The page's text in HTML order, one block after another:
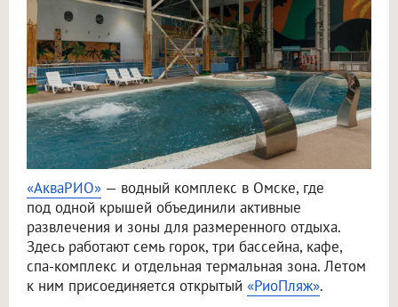
«АкваРИО» — водный комплекс в Омске, где
под одной крышей объединили активные
развлечения и зоны для размеренного отдыха.
Здесь работают семь горок, три бассейна, кафе,
спа-комплекс и отдельная термальная зона. Летом
к ним присоединяется открытый «РиоПляж».